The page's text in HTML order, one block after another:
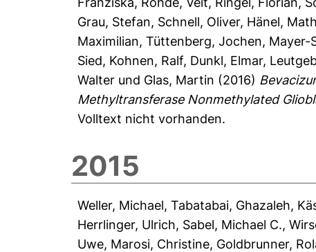
Grau, Stefan, Schnell, Oliver, Hänel,
Maximilian,Tüttenberg, Jochen, Mayer-
Sied, Kohnen, Ralf, Dunkl, Elmar,
Walter und Glas, Martin (2016)
Methyltransferase Nonmethylated
Volltext nicht vorhanden.
2015
Weller, Michael,Tabatabai, Ghazaleh,
Herrlinger, Ulrich, Sabel, Michael C.,
Uwe, Marosi, Christine, Goldbrunner,